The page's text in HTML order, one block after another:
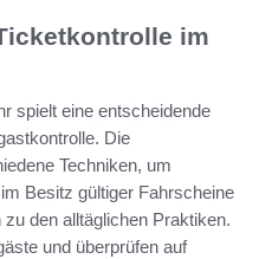
im
spielt eine entscheidende
Die
Techniken, um
Besitz gültiger Fahrscheine
den alltäglichen Praktiken.
und überprüfen auf